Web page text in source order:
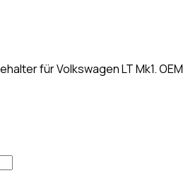
für Volkswagen LT Mk1. OEM